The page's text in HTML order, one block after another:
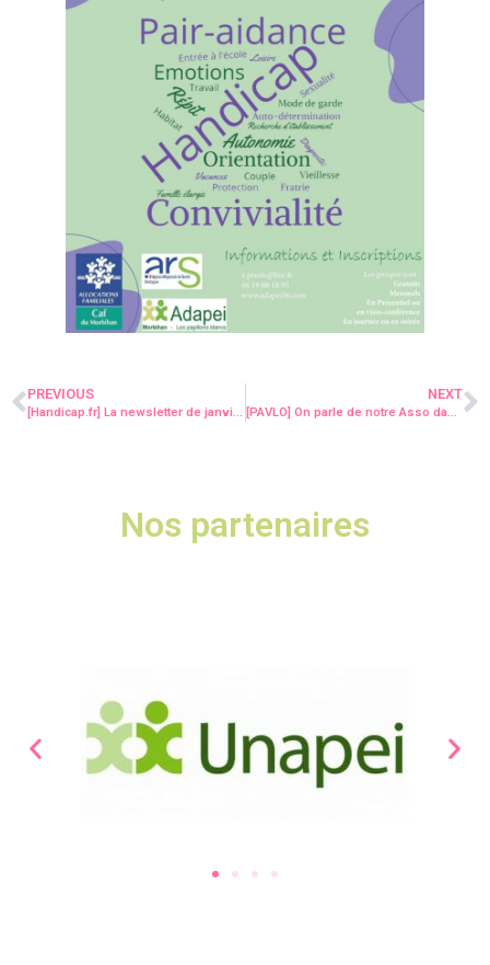
PREVIOUS
[Handicap.fr] La newsletter de janvier 2022 est en ligne !
NEXT
[PAVLO] On parle de notre Asso dans la presse !
Nos partenaires